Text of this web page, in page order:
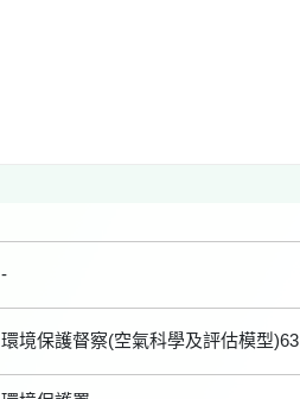
-
環境保護督察(空氣科學及評估模型)63